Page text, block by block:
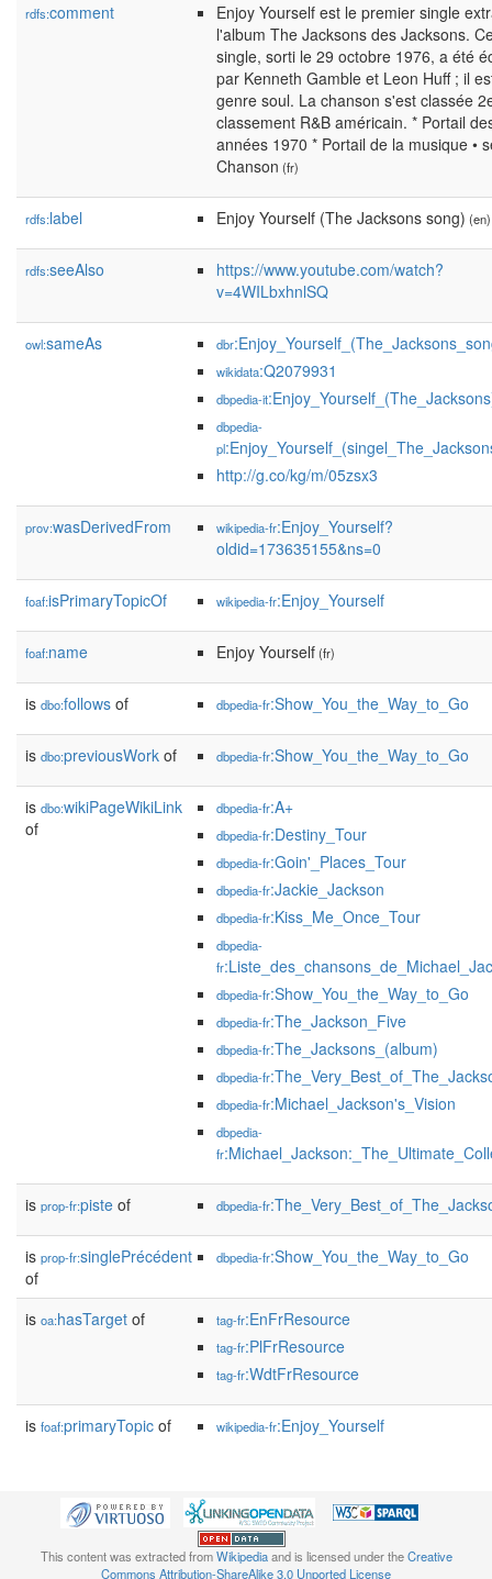
rdfs:comment
Enjoy Yourself est le premier single
l'album The Jacksons des Jacksons.
single, sorti le 29 octobre 1976, a été
par Kenneth Gamble et Leon Huff ; il
genre soul. La chanson s'est classée
classement R&B américain. * Portail
années 1970 * Portail de la musique •
Chanson (fr)
rdfs:label Enjoy Yourself (The Jacksons song) (en)
rdfs:seeAlso
https://www.youtube.com/watch?
v=4WILbxhnlSQ
owl:sameAs dbr
wikidata:Q2079931
dbpedia-it
dbpedia-
pl
http://g.co/kg/m/05zsx3
prov:wasDerivedFrom wikipedia-fr:Enjoy_Yourself?
oldid=173635155&ns=0
foaf:isPrimaryTopicOf wikipedia-fr:Enjoy_Yourself
foaf:name Enjoy Yourself(fr)
is dbo:follows of dbpedia-fr:Show_You_the_Way_to_Go
is dbo:previousWork of dbpedia-fr:Show_You_the_Way_to_Go
is dbo:wikiPageWikiLink
of
dbpedia-fr:A+
dbpedia-fr:Destiny_Tour
dbpedia-fr:Goin'_Places_Tour
dbpedia-fr:Jackie_Jackson
dbpedia-fr:Kiss_Me_Once_Tour
dbpedia-
fr
dbpedia-fr:Show_You_the_Way_to_Go
dbpedia-fr:The_Jackson_Five
dbpedia-fr:The_Jacksons_(album)
dbpedia-fr
dbpedia-fr:Michael_Jackson's_Vision
dbpedia-
fr
is prop-fr:piste of dbpedia-fr
is prop-fr:singlePrécédent
of
dbpedia-fr:Show_You_the_Way_to_Go
is oa:hasTarget of tag-fr:EnFrResource
tag-fr:PlFrResource
tag-fr:WdtFrResource
is foaf:primaryTopic of wikipedia-fr:Enjoy_Yourself
This content was extracted fromWikipediaand is licensed under theCreative
Commons Attribution-ShareAlike 3.0 Unported License